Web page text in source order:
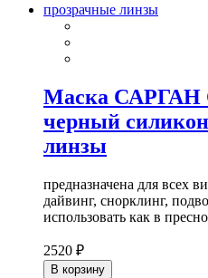
Маска
черный
линзы
предназначена для всех
дайвинг, снорклинг,
использовать как в
2520 ₽
В корзину